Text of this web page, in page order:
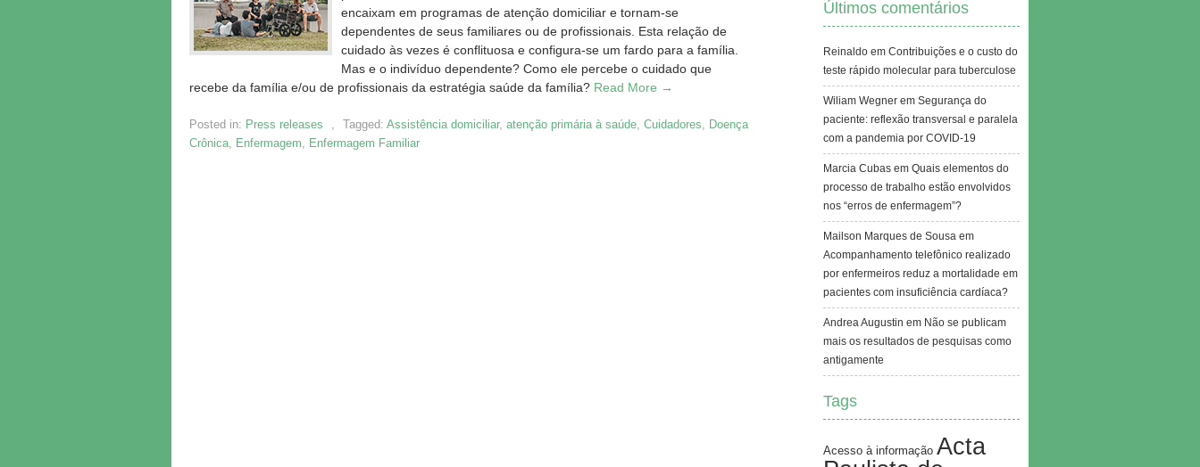
encaixam em programas de atenção domiciliar e tornam-se
dependentes de seus familiares ou de profissionais. Esta relação de
cuidado às vezes é conflituosa e configura-se um fardo para a família.
Mas e o indivíduo dependente? Como ele percebe o cuidado que
recebe da família e/ou de profissionais da estratégia saúde da família? Read More →
Posted in: Press releases , Tagged: Assistência domiciliar, atenção primária à saúde, Cuidadores, Doença
Crônica, Enfermagem, Enfermagem Familiar
Últimos comentários
Reinaldo em Contribuições e o custo do
teste rápido molecular para tuberculose
Wiliam Wegner em Segurança do
paciente: reflexão transversal e paralela
com a pandemia por COVID-19
Marcia Cubas em Quais elementos do
processo de trabalho estão envolvidos
nos “erros de enfermagem”?
Mailson Marques de Sousa em
Acompanhamento telefônico realizado
por enfermeiros reduz a mortalidade em
pacientes com insuficiência cardíaca?
Andrea Augustin em Não se publicam
mais os resultados de pesquisas como
antigamente
Tags
Acesso à informação Acta